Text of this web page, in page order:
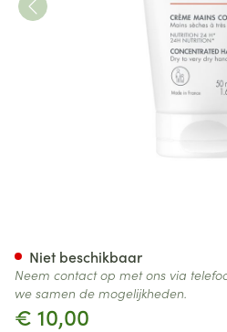
€ 10,00
Niet beschikbaar
Neem contact op met ons via
we samen de mogelijkheden.